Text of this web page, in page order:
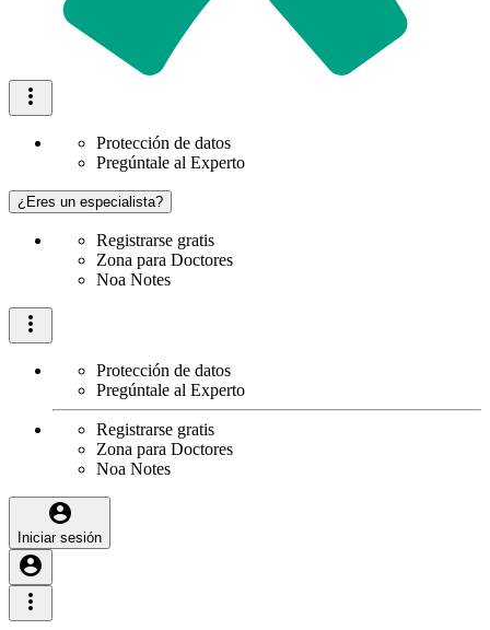
Protección de datos
Pregúntale al Experto
¿Eres un especialista?
Registrarse gratis
Zona para Doctores
Noa Notes
Protección de datos
Pregúntale al Experto
Registrarse gratis
Zona para Doctores
Noa Notes
Iniciar sesión